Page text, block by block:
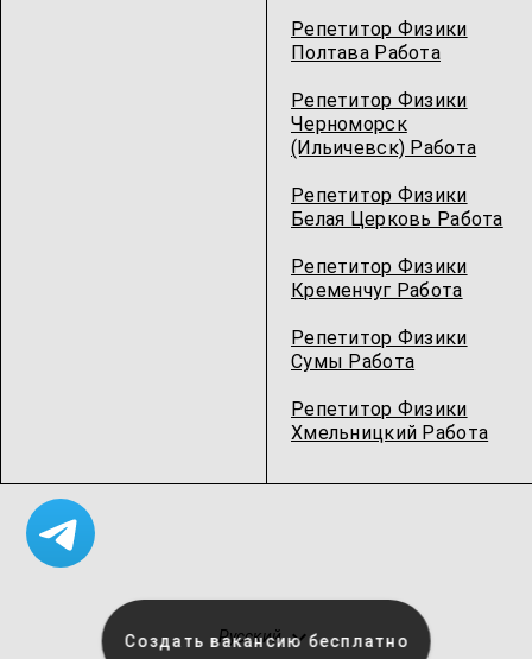
Репетитор Физики
Полтава Работа
Репетитор Физики
Черноморск
(Ильичевск) Работа
Репетитор Физики
Белая Церковь Работа
Репетитор Физики
Кременчуг Работа
Репетитор Физики
Сумы Работа
Репетитор Физики
Хмельницкий Работа
Русский
Создать вакансию бесплатно